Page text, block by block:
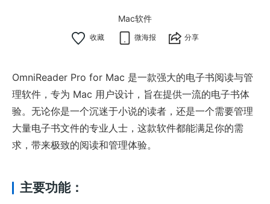
Mac软件
微海报 分享
OmniReader Pro for Mac 是一款强大的电子书阅读与管
理软件，专为 Mac 用户设计，旨在提供一流的电子书体
验。无论你是一个沉迷于小说的读者，还是一个需要管理
大量电子书文件的专业人士，这款软件都能满足你的需
求，带来极致的阅读和管理体验。
主要功能：